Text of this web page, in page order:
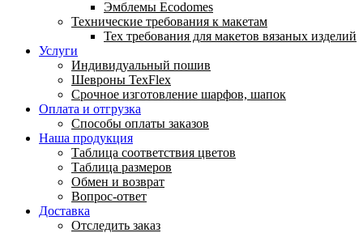
Эмблемы Ecodomes
Технические требования к макетам
Тех требования для макетов вязаных изделий
Услуги
Индивидуальный пошив
Шевроны TexFlex
Срочное изготовление шарфов, шапок
Оплата и отгрузка
Способы оплаты заказов
Наша продукция
Таблица соответствия цветов
Таблица размеров
Обмен и возврат
Вопрос-ответ
Доставка
Отследить заказ